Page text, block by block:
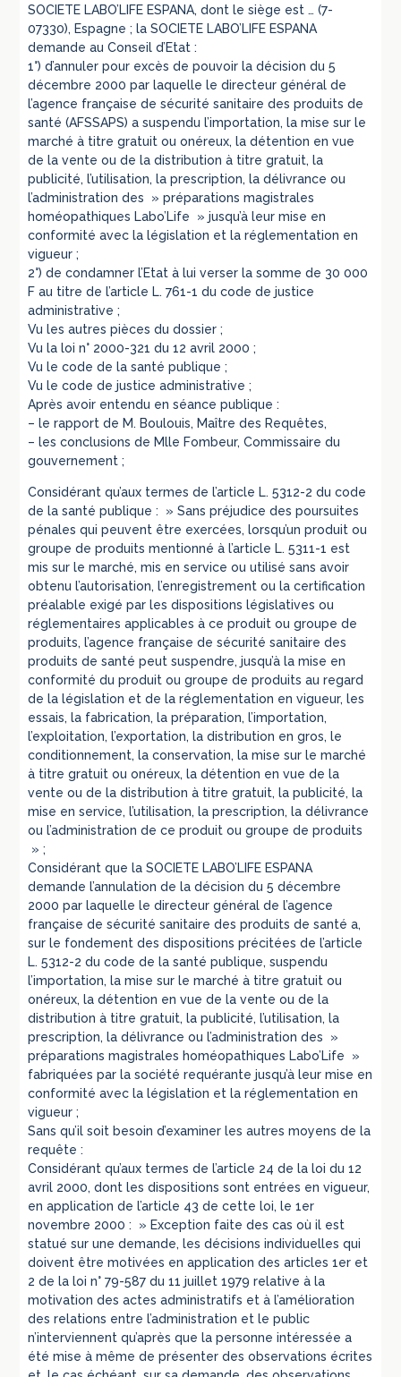
SOCIETE LABO’LIFE ESPANA, dont le siège est … (7-
07330), Espagne ; la SOCIETE LABO’LIFE ESPANA
demande au Conseil d’Etat :
1°) d’annuler pour excès de pouvoir la décision du 5
décembre 2000 par laquelle le directeur général de
l’agence française de sécurité sanitaire des produits de
santé (AFSSAPS) a suspendu l’importation, la mise sur le
marché à titre gratuit ou onéreux, la détention en vue
de la vente ou de la distribution à titre gratuit, la
publicité, l’utilisation, la prescription, la délivrance ou
l’administration des » préparations magistrales
homéopathiques Labo’Life » jusqu’à leur mise en
conformité avec la législation et la réglementation en
vigueur ;
2°) de condamner l’Etat à lui verser la somme de 30 000
F au titre de l’article L. 761-1 du code de justice
administrative ;
Vu les autres pièces du dossier ;
Vu la loi n° 2000-321 du 12 avril 2000 ;
Vu le code de la santé publique ;
Vu le code de justice administrative ;
Après avoir entendu en séance publique :
– le rapport de M. Boulouis, Maître des Requêtes,
– les conclusions de Mlle Fombeur, Commissaire du
gouvernement ;
Considérant qu’aux termes de l’article L. 5312-2 du code
de la santé publique : » Sans préjudice des poursuites
pénales qui peuvent être exercées, lorsqu’un produit ou
groupe de produits mentionné à l’article L. 5311-1 est
mis sur le marché, mis en service ou utilisé sans avoir
obtenu l’autorisation, l’enregistrement ou la certification
préalable exigé par les dispositions législatives ou
réglementaires applicables à ce produit ou groupe de
produits, l’agence française de sécurité sanitaire des
produits de santé peut suspendre, jusqu’à la mise en
conformité du produit ou groupe de produits au regard
de la législation et de la réglementation en vigueur, les
essais, la fabrication, la préparation, l’importation,
l’exploitation, l’exportation, la distribution en gros, le
conditionnement, la conservation, la mise sur le marché
à titre gratuit ou onéreux, la détention en vue de la
vente ou de la distribution à titre gratuit, la publicité, la
mise en service, l’utilisation, la prescription, la délivrance
ou l’administration de ce produit ou groupe de produits
» ;
Considérant que la SOCIETE LABO’LIFE ESPANA
demande l’annulation de la décision du 5 décembre
2000 par laquelle le directeur général de l’agence
française de sécurité sanitaire des produits de santé a,
sur le fondement des dispositions précitées de l’article
L. 5312-2 du code de la santé publique, suspendu
l’importation, la mise sur le marché à titre gratuit ou
onéreux, la détention en vue de la vente ou de la
distribution à titre gratuit, la publicité, l’utilisation, la
prescription, la délivrance ou l’administration des »
préparations magistrales homéopathiques Labo’Life »
fabriquées par la société requérante jusqu’à leur mise en
conformité avec la législation et la réglementation en
vigueur ;
Sans qu’il soit besoin d’examiner les autres moyens de la
requête :
Considérant qu’aux termes de l’article 24 de la loi du 12
avril 2000, dont les dispositions sont entrées en vigueur,
en application de l’article 43 de cette loi, le 1er
novembre 2000 : » Exception faite des cas où il est
statué sur une demande, les décisions individuelles qui
doivent être motivées en application des articles 1er et
2 de la loi n° 79-587 du 11 juillet 1979 relative à la
motivation des actes administratifs et à l’amélioration
des relations entre l’administration et le public
n’interviennent qu’après que la personne intéressée a
été mise à même de présenter des observations écrites